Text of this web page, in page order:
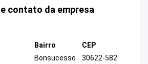
contato da empresa
Bairro
Bonsucesso
CEP
30622-582